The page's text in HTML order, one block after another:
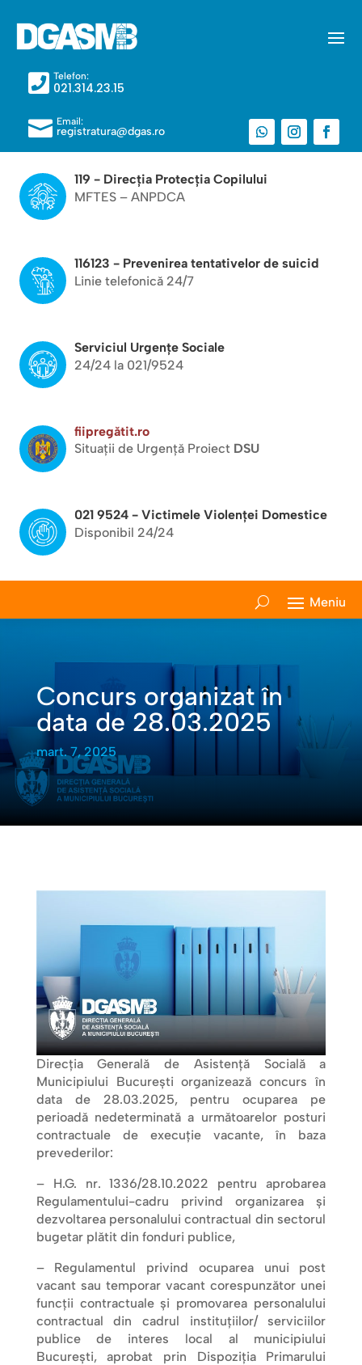
 Telefon:
021.314.23.15
 Email:
registratura@dgas.ro
119 - Direcția Protecția Copilului
MFTES – ANPDCA
116123 - Prevenirea tentativelor de suicid
Linie telefonică 24/7
Serviciul Urgențe Sociale
24/24 la 021/9524
fiipregătit.ro
Situații de Urgență Proiect DSU
021 9524 - Victimele Violenței Domestice
Disponibil 24/24
Concurs organizat în
data de 28.03.2025
mart. 7, 2025
Direcţia Generală de Asistenţă Socială a
Municipiului Bucureşti organizează concurs în
data de 28.03.2025, pentru ocuparea pe
perioadă nedeterminată a următoarelor posturi
contractuale de execuţie vacante, în baza
prevederilor:
– H.G. nr. 1336/28.10.2022 pentru aprobarea
Regulamentului-cadru privind organizarea și
dezvoltarea personalului contractual din sectorul
bugetar plătit din fonduri publice,
– Regulamentul privind ocuparea unui post
vacant sau temporar vacant corespunzător unei
funcții contractuale și promovarea personalului
contractual din cadrul instituțiilor/ serviciilor
publice de interes local al municipiului
București, aprobat prin Dispoziţia Primarului